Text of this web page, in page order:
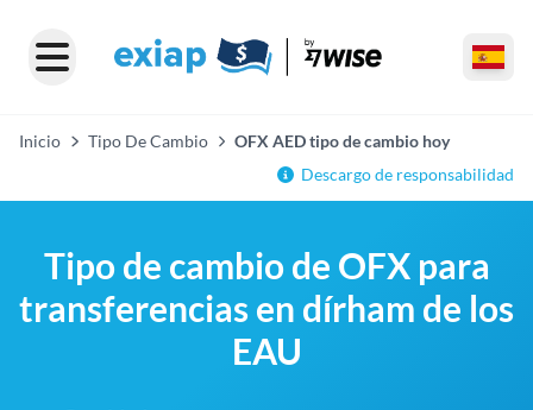
Inicio Tipo De Cambio
OFX AED tipo de cambio hoy
Descargo de responsabilidad
Tipo de cambio de OFX para
transferencias en dírham de los
EAU